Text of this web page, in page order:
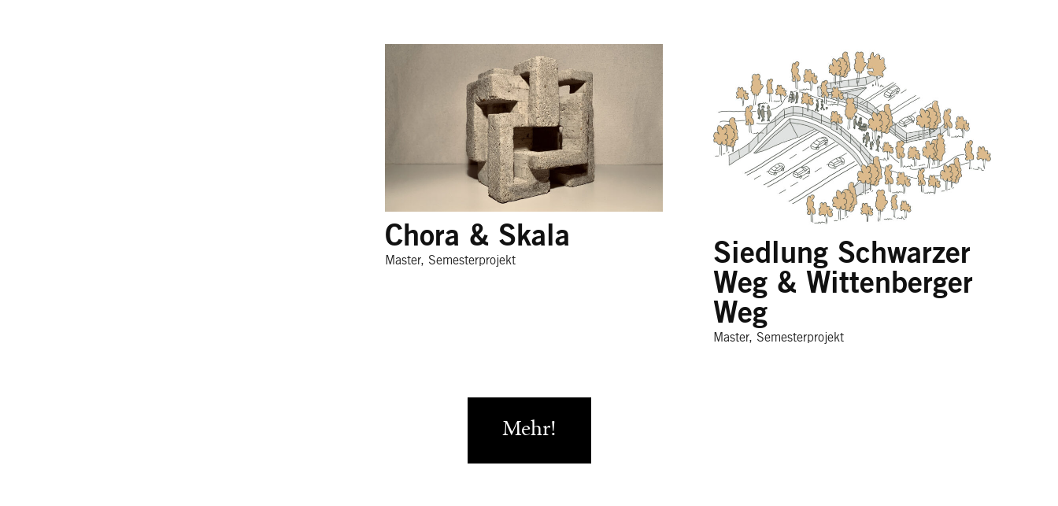
Chora & Skala
Master, Semesterprojekt
Siedlung Schwarzer
Weg & Wittenberger
Weg
Master, Semesterprojekt
Mehr!